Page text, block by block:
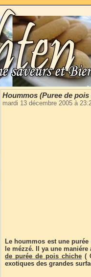
Hoummos (Puree de
mardi 13 décembre 2005 à
Le hoummos est une
le mézzé. Il ya une
de purée de pois chiche (
exotiques des grandes